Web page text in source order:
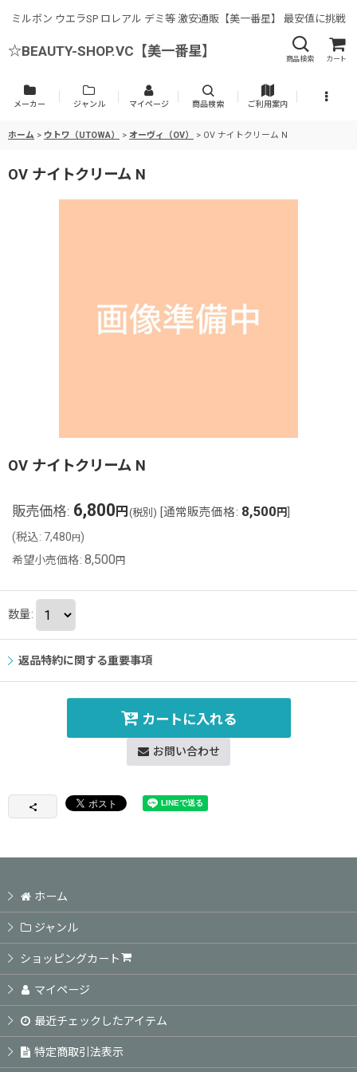
ミルボン ウエラSP ロレアル デミ等 激安通販【美一番星】 最安値に挑戦
☆BEAUTY-SHOP.VC【美一番星】
商品検索 カート
メーカー ジャンル マイページ 商品検索 ご利用案内
ホーム > ウトワ（UTOWA） > オーヴィ（OV） > OV ナイトクリーム N
OV ナイトクリーム N
OV ナイトクリーム N
販売価格: 6,800 円 (税別) [通常販売価格: 8,500 円]
(税込: 7,480円)
希望小売価格: 8,500 円
数量:
返品特約に関する重要事項
カートに入れる
お問い合わせ
ホーム
ジャンル
ショッピングカート
マイページ
最近チェックしたアイテム
特定商取引法表示